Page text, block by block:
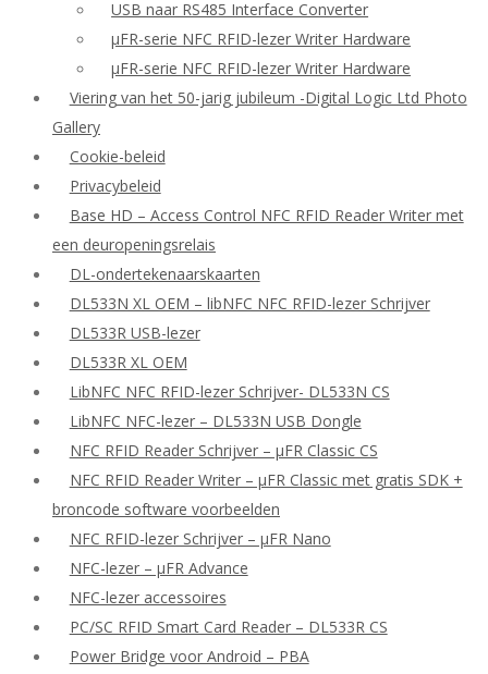
USB naar RS485 Interface Converter
μFR-serie NFC RFID-lezer Writer Hardware
μFR-serie NFC RFID-lezer Writer Hardware
Viering van het 50-jarig jubileum -Digital Logic Ltd Photo
Gallery
Cookie-beleid
Privacybeleid
Base HD – Access Control NFC RFID Reader Writer met
een deuropeningsrelais
DL-ondertekenaarskaarten
DL533N XL OEM – libNFC NFC RFID-lezer Schrijver
DL533R USB-lezer
DL533R XL OEM
LibNFC NFC RFID-lezer Schrijver- DL533N CS
LibNFC NFC-lezer – DL533N USB Dongle
NFC RFID Reader Schrijver – μFR Classic CS
NFC RFID Reader Writer – μFR Classic met gratis SDK +
broncode software voorbeelden
NFC RFID-lezer Schrijver – μFR Nano
NFC-lezer – μFR Advance
NFC-lezer accessoires
PC/SC RFID Smart Card Reader – DL533R CS
Power Bridge voor Android – PBA